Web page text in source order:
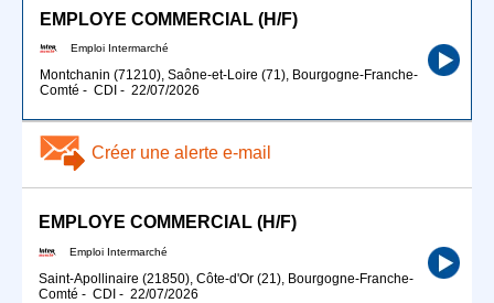
EMPLOYE COMMERCIAL (H/F)
Emploi Intermarché
Montchanin (71210), Saône-et-Loire (71), Bourgogne-Franche-
Comté - CDI - 22/07/2026
Créer une alerte e-mail
EMPLOYE COMMERCIAL (H/F)
Emploi Intermarché
Saint-Apollinaire (21850), Côte-d'Or (21), Bourgogne-Franche-
Comté - CDI - 22/07/2026